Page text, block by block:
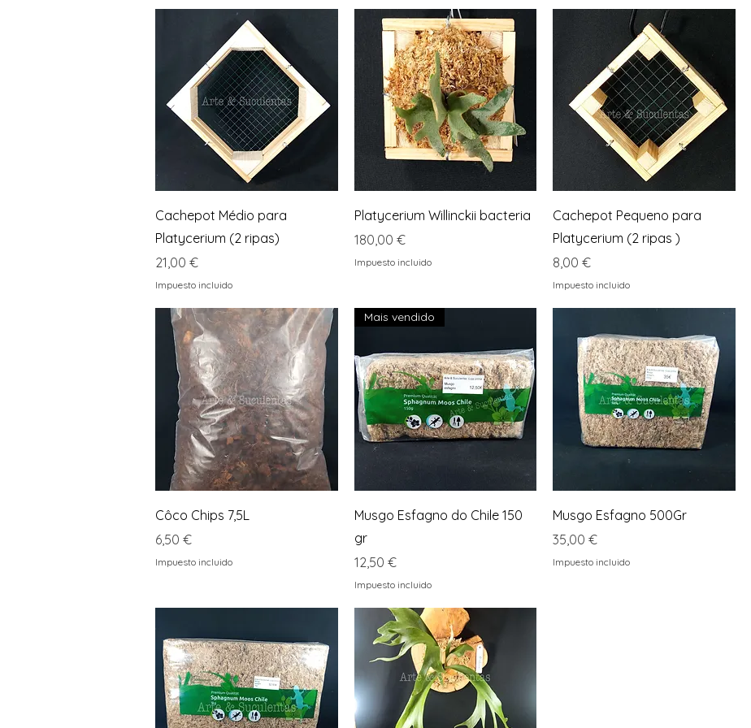
Vista rápida
Cachepot Médio para
Platycerium (2 ripas)
Precio
21,00 €
Impuesto incluido
Vista rápida
Platycerium Willinckii bacteria
Precio
180,00 €
Impuesto incluido
Vista rápida
Cachepot Pequeno para
Platycerium (2 ripas )
Precio
8,00 €
Impuesto incluido
Vista rápida
Côco Chips 7,5L
Precio
6,50 €
Impuesto incluido
Vista rápida
Mais vendido
Musgo Esfagno do Chile 150
gr
Precio
12,50 €
Impuesto incluido
Vista rápida
Musgo Esfagno 500Gr
Precio
35,00 €
Impuesto incluido